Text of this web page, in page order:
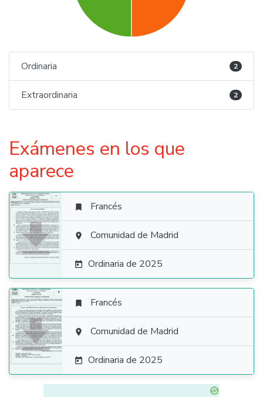
Ordinaria 2
Extraordinaria 2
Exámenes en los que
aparece

 Francés
 Comunidad de Madrid
 Ordinaria de 2025

 Francés
 Comunidad de Madrid
 Ordinaria de 2025